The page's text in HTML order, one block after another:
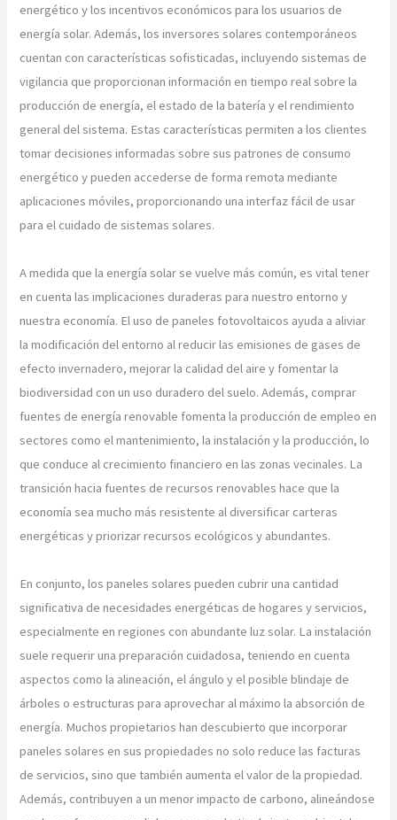
energético y los incentivos económicos para los usuarios de
energía solar. Además, los inversores solares contemporáneos
cuentan con características sofisticadas, incluyendo sistemas de
vigilancia que proporcionan información en tiempo real sobre la
producción de energía, el estado de la batería y el rendimiento
general del sistema. Estas características permiten a los clientes
tomar decisiones informadas sobre sus patrones de consumo
energético y pueden accederse de forma remota mediante
aplicaciones móviles, proporcionando una interfaz fácil de usar
para el cuidado de sistemas solares.
A medida que la energía solar se vuelve más común, es vital tener
en cuenta las implicaciones duraderas para nuestro entorno y
nuestra economía. El uso de paneles fotovoltaicos ayuda a aliviar
la modificación del entorno al reducir las emisiones de gases de
efecto invernadero, mejorar la calidad del aire y fomentar la
biodiversidad con un uso duradero del suelo. Además, comprar
fuentes de energía renovable fomenta la producción de empleo en
sectores como el mantenimiento, la instalación y la producción, lo
que conduce al crecimiento financiero en las zonas vecinales. La
transición hacia fuentes de recursos renovables hace que la
economía sea mucho más resistente al diversificar carteras
energéticas y priorizar recursos ecológicos y abundantes.
En conjunto, los paneles solares pueden cubrir una cantidad
significativa de necesidades energéticas de hogares y servicios,
especialmente en regiones con abundante luz solar. La instalación
suele requerir una preparación cuidadosa, teniendo en cuenta
aspectos como la alineación, el ángulo y el posible blindaje de
árboles o estructuras para aprovechar al máximo la absorción de
energía. Muchos propietarios han descubierto que incorporar
paneles solares en sus propiedades no solo reduce las facturas
de servicios, sino que también aumenta el valor de la propiedad.
Además, contribuyen a un menor impacto de carbono, alineándose